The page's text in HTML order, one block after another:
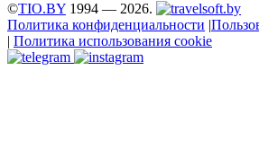
©TIO.BY 1994 — 2026.
Политика конфиденциальности |
| Политика использования cookie